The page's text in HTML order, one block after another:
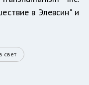
в Элевсин" и
свет